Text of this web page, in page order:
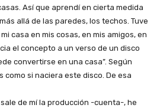
Así que aprendí en cierta medida
allá de las paredes, los techos. Tuve
casa en mis cosas, en mis amigos, en
el concepto a un verso de un disco
convertirse en una casa”. Según
como si naciera este disco. De esa
de mí la producción -cuenta-, he